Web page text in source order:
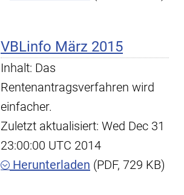
VBLinfo März 2015
Inhalt: Das
Rentenantragsverfahren wird
einfacher.
Zuletzt aktualisiert: Wed Dec 31
23:00:00 UTC 2014
Herunterladen (PDF, 729 KB)